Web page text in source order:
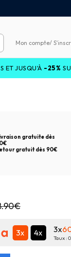
Mon compte/
-25%SUR LES
gratuite dès
gratuit dès 90€
3x 4x 3x
Taux : 0